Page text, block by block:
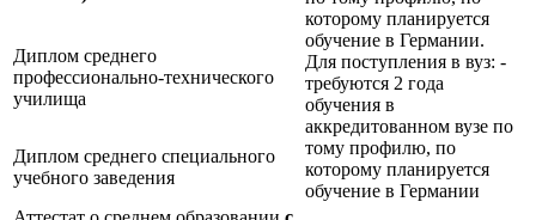
которому планируется
обучение в Германии.
Для поступления в вуз: -
требуются 2 года
обучения в
аккредитованном вузе по
тому профилю, по
которому планируется
обучение в Германии
Диплом среднего
профессионально-технического
училища
Диплом среднего специального
учебного заведения